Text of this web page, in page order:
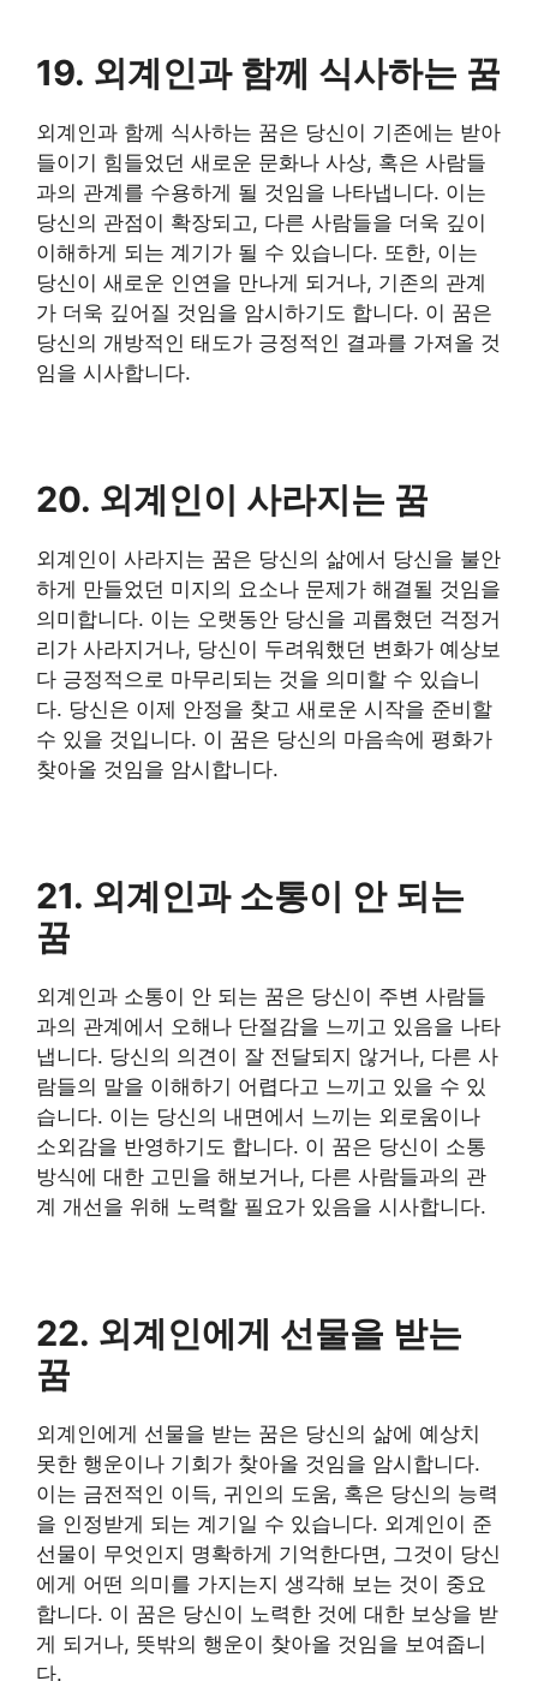
19. 외계인과 함께 식사하는 꿈
외계인과 함께 식사하는 꿈은 당신이 기존에는 받아
들이기 힘들었던 새로운 문화나 사상, 혹은 사람들
과의 관계를 수용하게 될 것임을 나타냅니다. 이는
당신의 관점이 확장되고, 다른 사람들을 더욱 깊이
이해하게 되는 계기가 될 수 있습니다. 또한, 이는
당신이 새로운 인연을 만나게 되거나, 기존의 관계
가 더욱 깊어질 것임을 암시하기도 합니다. 이 꿈은
당신의 개방적인 태도가 긍정적인 결과를 가져올 것
임을 시사합니다.
20. 외계인이 사라지는 꿈
외계인이 사라지는 꿈은 당신의 삶에서 당신을 불안
하게 만들었던 미지의 요소나 문제가 해결될 것임을
의미합니다. 이는 오랫동안 당신을 괴롭혔던 걱정거
리가 사라지거나, 당신이 두려워했던 변화가 예상보
다 긍정적으로 마무리되는 것을 의미할 수 있습니
다. 당신은 이제 안정을 찾고 새로운 시작을 준비할
수 있을 것입니다. 이 꿈은 당신의 마음속에 평화가
찾아올 것임을 암시합니다.
21. 외계인과 소통이 안 되는
꿈
외계인과 소통이 안 되는 꿈은 당신이 주변 사람들
과의 관계에서 오해나 단절감을 느끼고 있음을 나타
냅니다. 당신의 의견이 잘 전달되지 않거나, 다른 사
람들의 말을 이해하기 어렵다고 느끼고 있을 수 있
습니다. 이는 당신의 내면에서 느끼는 외로움이나
소외감을 반영하기도 합니다. 이 꿈은 당신이 소통
방식에 대한 고민을 해보거나, 다른 사람들과의 관
계 개선을 위해 노력할 필요가 있음을 시사합니다.
22. 외계인에게 선물을 받는
꿈
외계인에게 선물을 받는 꿈은 당신의 삶에 예상치
못한 행운이나 기회가 찾아올 것임을 암시합니다.
이는 금전적인 이득, 귀인의 도움, 혹은 당신의 능력
을 인정받게 되는 계기일 수 있습니다. 외계인이 준
선물이 무엇인지 명확하게 기억한다면, 그것이 당신
에게 어떤 의미를 가지는지 생각해 보는 것이 중요
합니다. 이 꿈은 당신이 노력한 것에 대한 보상을 받
게 되거나, 뜻밖의 행운이 찾아올 것임을 보여줍니
다.